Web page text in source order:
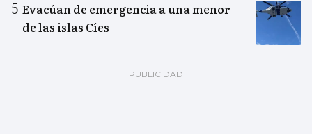
Evacúan de emergencia a una menor
de las islas Cíes